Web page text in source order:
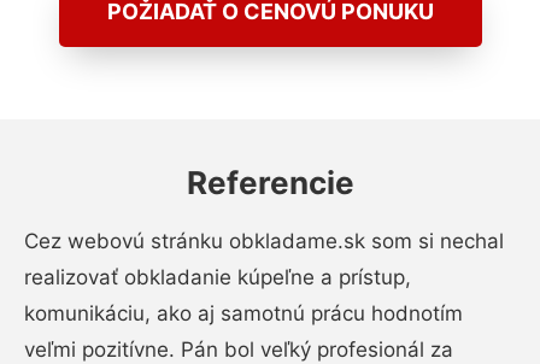
POŽIADAŤ O CENOVÚ PONUKU
Referencie
Cez webovú stránku obkladame.sk som si nechal
realizovať obkladanie kúpeľne a prístup,
komunikáciu, ako aj samotnú prácu hodnotím
veľmi pozitívne. Pán bol veľký profesionál za